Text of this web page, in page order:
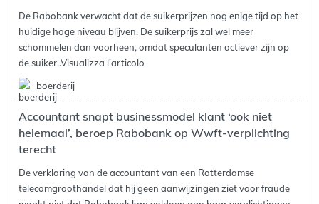
De Rabobank verwacht dat de suikerprijzen nog enige tijd op het
huidige hoge niveau blijven. De suikerprijs zal wel meer
schommelen dan voorheen, omdat speculanten actiever zijn op
de suiker..Visualizza l'articolo
boerderij
Accountant snapt businessmodel klant ‘ook niet
helemaal’, beroep Rabobank op Wwft-verplichting
terecht
De verklaring van de accountant van een Rotterdamse
telecomgroothandel dat hij geen aanwijzingen ziet voor fraude